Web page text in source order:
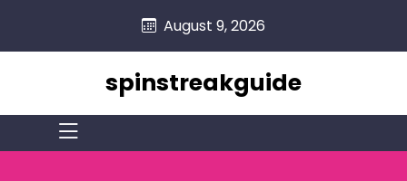
August 9, 2026
spinstreakguide